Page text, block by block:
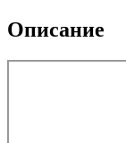
Описание